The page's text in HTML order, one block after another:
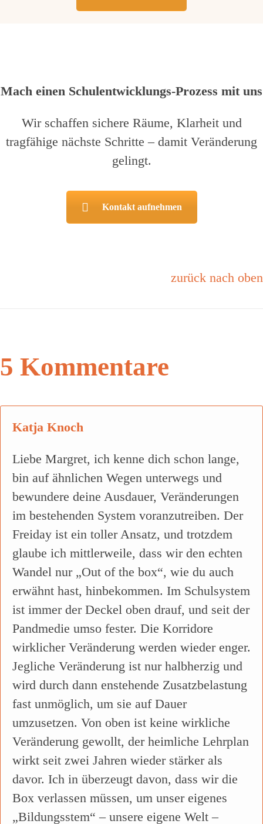
Mach einen Schulentwicklungs-Prozess mit uns
Wir schaffen sichere Räume, Klarheit und
tragfähige nächste Schritte – damit Veränderung
gelingt.
Kontakt aufnehmen
zurück nach oben
5 Kommentare
Katja Knoch
Liebe Margret, ich kenne dich schon lange,
bin auf ähnlichen Wegen unterwegs und
bewundere deine Ausdauer, Veränderungen
im bestehenden System voranzutreiben. Der
Freiday ist ein toller Ansatz, und trotzdem
glaube ich mittlerweile, dass wir den echten
Wandel nur „Out of the box“, wie du auch
erwähnt hast, hinbekommen. Im Schulsystem
ist immer der Deckel oben drauf, und seit der
Pandmedie umso fester. Die Korridore
wirklicher Veränderung werden wieder enger.
Jegliche Veränderung ist nur halbherzig und
wird durch dann enstehende Zusatzbelastung
fast unmöglich, um sie auf Dauer
umzusetzen. Von oben ist keine wirkliche
Veränderung gewollt, der heimliche Lehrplan
wirkt seit zwei Jahren wieder stärker als
davor. Ich in überzeugt davon, dass wir die
Box verlassen müssen, um unser eigenes
„Bildungsstem“ – unsere eigene Welt –